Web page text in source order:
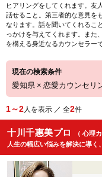
ヒアリングをしてくれます。友
話せること。第三者的な意見を
なります。話を聞いてくれるこ
っかけを与えてくれます。また
を構える身近なるカウンセラー
現在の検索条件
愛知県 × 恋愛カウンセリ
1～2人を表示 ／ 全2件
十川千惠美プロ
（ 心理
人生の幅広い悩みを解決に導く